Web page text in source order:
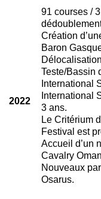
2022
91 courses /
Création
Baron
Teste/Bassin
International
International
3 ans.
Le Critérium
Festival est
Accueil d’un
Cavalry Oman.
Nouveaux
Osarus.